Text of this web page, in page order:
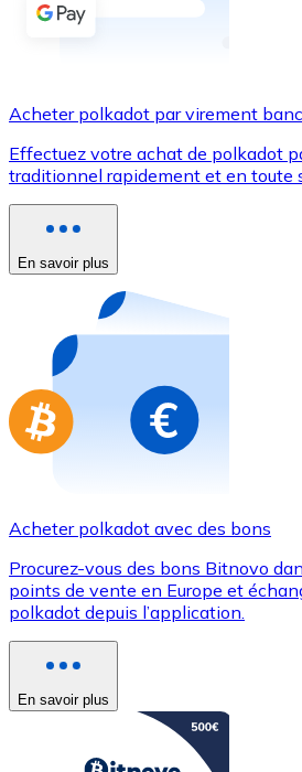
Virement SEPA
Utilisez les cartes Visa et
Acheter avec carte
Nouveau
Achetez des cartes-cadeaux
Aller à la boutique de cartes-
Acheter polkadot par virement
Effectuez votre achat de polkadot
traditionnel rapidement et en toute
En savoir plus
Acheter polkadot avec des bons
Procurez-vous des bons Bitnovo
points de vente en Europe et
polkadot depuis l’application.
En savoir plus